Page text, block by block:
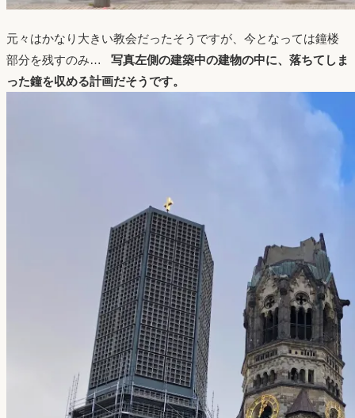
元々はかなり大きい教会だったそうですが、今となっては鐘楼
部分を残すのみ… 写真左側の建築中の建物の中に、落ちてしま
った鐘を収める計画だそうです。